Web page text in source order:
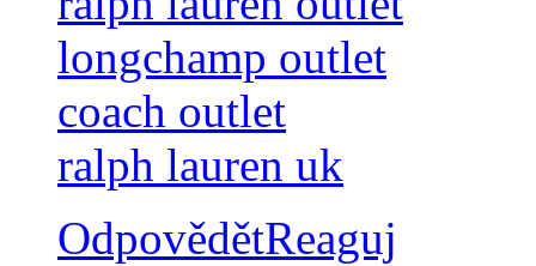
longchamp outlet
coach outlet
ralph lauren uk
OdpovědětReaguj